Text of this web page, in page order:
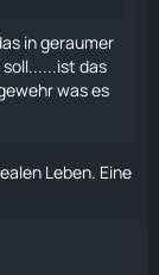
in geraumer
soll......ist das
was es
Leben. Eine